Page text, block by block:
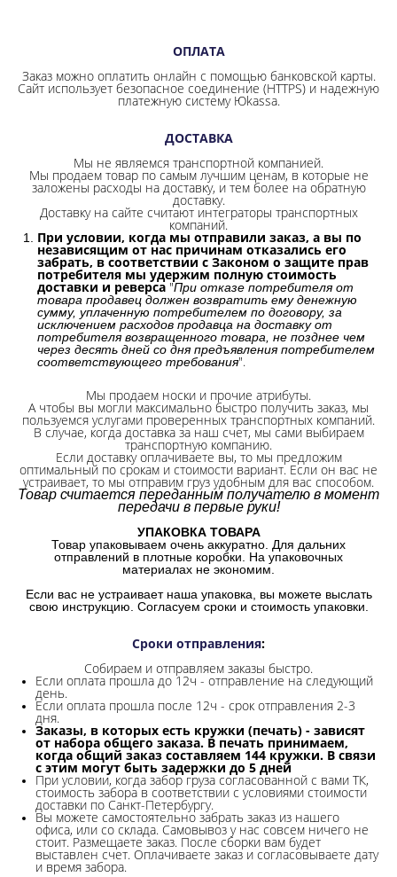
ОПЛАТА
Заказ можно оплатить онлайн с помощью банковской карты.
Сайт использует безопасное соединение (HTTPS) и надежную
платежную систему Юkassa.
ДОСТАВКА
Мы не являемся транспортной компанией.
Мы продаем товар по самым лучшим ценам, в которые не
заложены расходы на доставку, и тем более на обратную
доставку.
Доставку на сайте считают интеграторы транспортных
компаний.
При условии, когда мы отправили заказ, а вы по
независящим от нас причинам отказались его
забрать, в соответствии с Законом о защите прав
потребителя мы удержим полную стоимость
доставки и реверса "При отказе потребителя от
товара продавец должен возвратить ему денежную
сумму, уплаченную потребителем по договору, за
исключением расходов продавца на доставку от
потребителя возвращенного товара, не позднее чем
через десять дней со дня предъявления потребителем
соответствующего требования".
Мы продаем носки и прочие атрибуты.
А чтобы вы могли максимально быстро получить заказ, мы
пользуемся услугами проверенных транспортных компаний.
В случае, когда доставка за наш счет, мы сами выбираем
транспортную компанию.
Если доставку оплачиваете вы, то мы предложим
оптимальный по срокам и стоимости вариант. Если он вас не
устраивает, то мы отправим груз удобным для вас способом.
Товар считается переданным получателю в момент
передачи в первые руки!
УПАКОВКА ТОВАРА
Товар упаковываем очень аккуратно. Для дальних
отправлений в плотные коробки. На упаковочных
материалах не экономим.
Если вас не устраивает наша упаковка, вы можете выслать
свою инструкцию. Согласуем сроки и стоимость упаковки.
Сроки отправления:
Собираем и отправляем заказы быстро.
Если оплата прошла до 12ч - отправление на следующий
день.
Если оплата прошла после 12ч - срок отправления 2-3
дня.
Заказы, в которых есть кружки (печать) - зависят
от набора общего заказа. В печать принимаем,
когда общий заказ составляем 144 кружки. В связи
с этим могут быть задержки до 5 дней
При условии, когда забор груза согласованной с вами ТК,
стоимость забора в соответствии с условиями стоимости
доставки по Санкт-Петербургу.
Вы можете самостоятельно забрать заказ из нашего
офиса, или со склада. Самовывоз у нас совсем ничего не
стоит. Размещаете заказ. После сборки вам будет
выставлен счет. Оплачиваете заказ и согласовываете дату
и время забора.